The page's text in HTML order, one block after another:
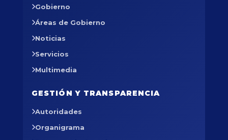
Gobierno
Áreas de Gobierno
Noticias
Servicios
Multimedia
GESTIÓN Y TRANSPARENCIA
Autoridades
Organigrama